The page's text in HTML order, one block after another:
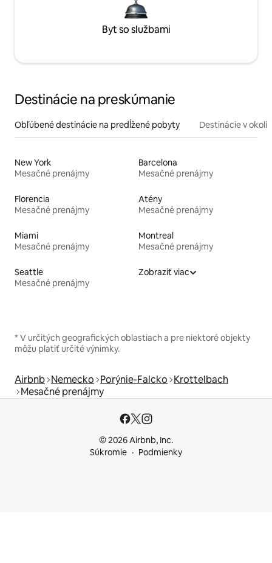
Byt so službami
Destinácie na preskúmanie
Obľúbené destinácie na predĺžené pobyty Destinácie v okolí
New York
Mesačné prenájmy
Barcelona
Mesačné prenájmy
Florencia
Mesačné prenájmy
Atény
Mesačné prenájmy
Miami
Mesačné prenájmy
Montreal
Mesačné prenájmy
Seattle
Mesačné prenájmy
Zobraziť viac
* V určitých geografických oblastiach a pre niektoré objekty
môžu platiť určité výnimky.
Airbnb Nemecko Porýnie-Falcko Krottelbach
Mesačné prenájmy
© 2026 Airbnb, Inc.
Súkromie
Podmienky